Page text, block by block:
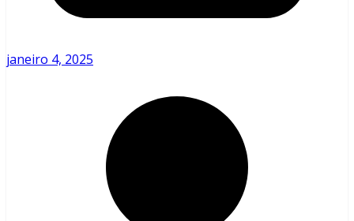
janeiro 4, 2025